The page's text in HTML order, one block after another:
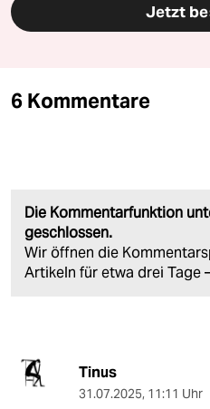
Jetzt
6 Kommentare
Die Kommentarfunktion
geschlossen.
Wir öffnen die
Artikeln für etwa drei Tage
Tinus
31.07.2025, 11:11 Uhr